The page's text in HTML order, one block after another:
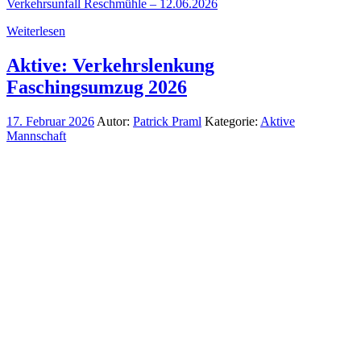
Verkehrsunfall Reschmühle – 12.06.2026
Weiterlesen
Aktive: Verkehrslenkung
Faschingsumzug 2026
17. Februar 2026 Autor: Patrick Praml Kategorie: Aktive
Mannschaft